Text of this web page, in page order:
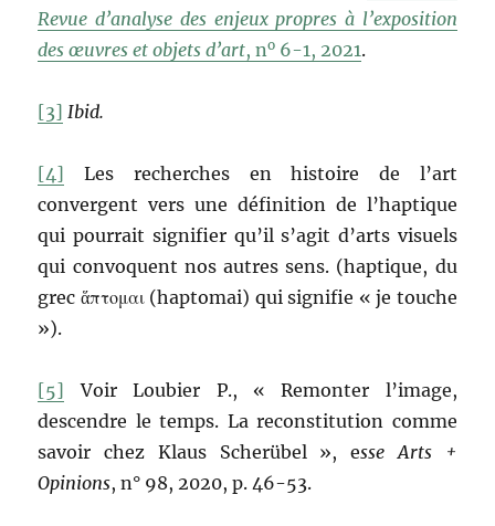
Revue d’analyse des enjeux propres à l’exposition
des œuvres et objets d’art, no 6-1, 2021.
[3] Ibid.
[4] Les recherches en histoire de l’art
convergent vers une définition de l’haptique
qui pourrait signifier qu’il s’agit d’arts visuels
qui convoquent nos autres sens. (haptique, du
grec ἅπτομαι (haptomai) qui signifie « je touche
»).
[5] Voir Loubier P., « Remonter l’image,
descendre le temps. La reconstitution comme
savoir chez Klaus Scherübel », esse Arts +
Opinions, n° 98, 2020, p. 46-53.